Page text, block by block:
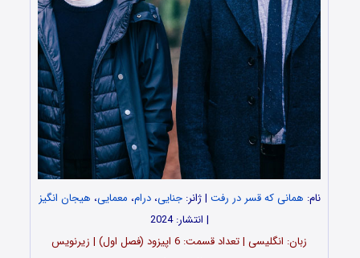
نام: همانی که قسر در رفت | ژانر:جنایی،درام، معمایی، هیجان انگیز
| انتشار: 2024
زبان: انگلیسی | تعداد قسمت‌‌‌‌: 6 اپیزود (فصل اول) | زیرنویس